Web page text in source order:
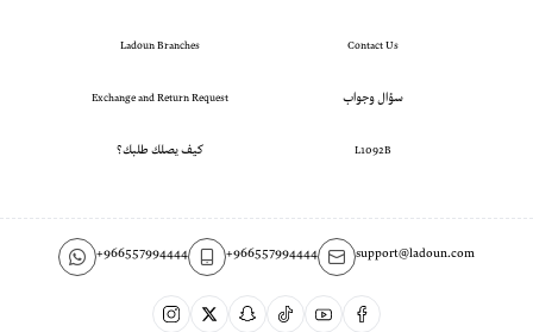
Ladoun Branches
Exchange and Return Request
كيف يصلك طلبك؟
Contact Us
سؤال وجواب
L1092B
+966557994444 +966557994444 support@ladoun.com